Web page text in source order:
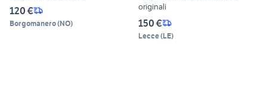
120 €
Borgomanero(NO)
originali
150 €
Lecce(LE)